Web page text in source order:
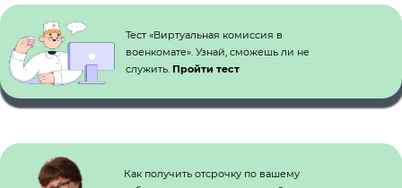
Тест «Виртуальная комиссия в
военкомате». Узнай, сможешь ли не
служить. Пройти тест
Как получить отсрочку по вашему